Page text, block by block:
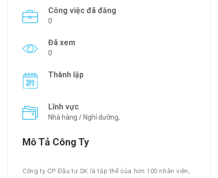
Công việc đã đăng
0
Đã xem
0
Thành lập
Lĩnh vực
Nhà hàng / Nghỉ dưỡng,
Mô Tả Công Ty
Công ty CP Đầu tư SK là tập thể của hơn 100 nhân viên,